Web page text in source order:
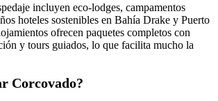
incluyen eco-lodges, campamentos
hoteles sostenibles en Bahía Drake y Puerto
ofrecen paquetes completos con
y tours guiados, lo que facilita mucho la
Corcovado?